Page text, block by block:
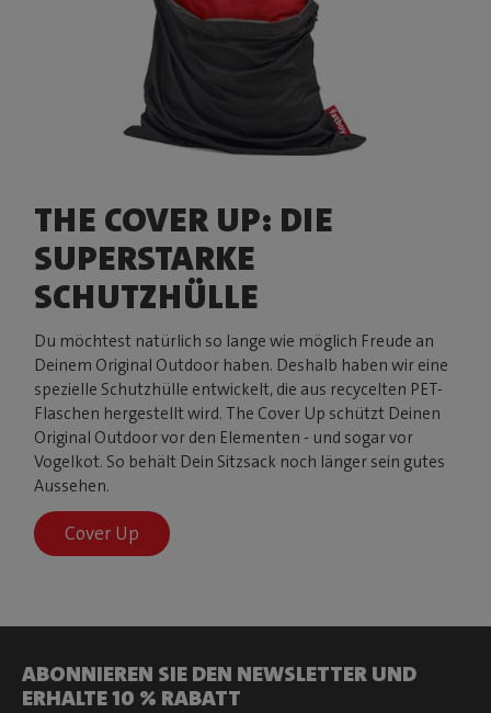
THE COVER UP: DIE
SUPERSTARKE
SCHUTZHÜLLE
Du möchtest natürlich so lange wie möglich Freude an
Deinem Original Outdoor haben. Deshalb haben wir eine
spezielle Schutzhülle entwickelt, die aus recycelten PET-
Flaschen hergestellt wird. The Cover Up schützt Deinen
Original Outdoor vor den Elementen - und sogar vor
Vogelkot. So behält Dein Sitzsack noch länger sein gutes
Aussehen.
Cover Up
ABONNIEREN SIE DEN NEWSLETTER UND
ERHALTE 10 % RABATT